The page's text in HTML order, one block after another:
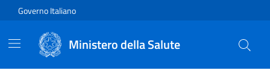
Vai direttamente al contenuto
Governo Italiano
Ministero della Salute